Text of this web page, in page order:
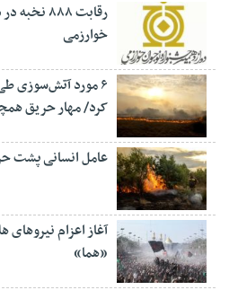
رقابت
خوارزمی
۶ مورد آتش‌سوزی
کرد/ مهار حریق
عامل انسانی پشت
آغاز اعزام
«هما»